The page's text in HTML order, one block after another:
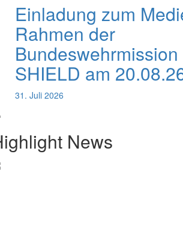
Einladung zum
Rahmen der
SHIELD am
31. Juli 2026
News